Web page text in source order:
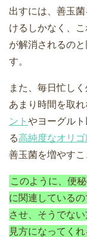
出すには、善玉
けるしかなく、
が解消されるの
す。
また、毎日忙し
あまり時間を取れ
ント やヨーグル
る高純度なオリゴ
善玉菌を増やすこ
このように、便
に関連している
させ、そうでな
見方になってく